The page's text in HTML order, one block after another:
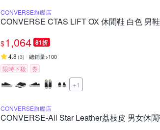
CONVERSE旗艦店
CONVERSE CTAS LIFT OX 休閒鞋 白色 男
$1,064 81折
4.8 (3) 總銷量>100
限時下殺 券
+1
CONVERSE旗艦店
CONVERSE-All Star Leather荔枝皮 男女休